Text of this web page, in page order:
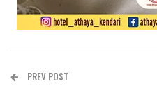
PREV POST